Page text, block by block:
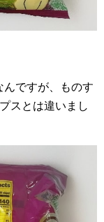
ですが、ものす
スとは違いまし